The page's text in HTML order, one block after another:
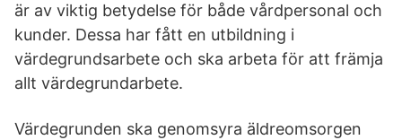
är av viktig betydelse för både vårdpersonal och
kunder. Dessa har fått en utbildning i
värdegrundsarbete och ska arbeta för att främja
allt värdegrundarbete.
Värdegrunden ska genomsyra äldreomsorgen